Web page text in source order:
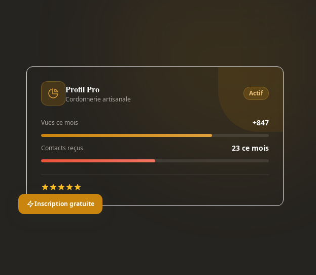
Profil Pro
Cordonnerie artisanale
Actif
Vues ce mois +847
Contacts reçus 23 ce mois
Inscription gratuite